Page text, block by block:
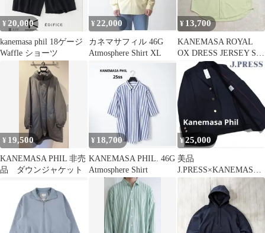
¥20,000
kanemasa phil 18ゲージ
Waffle ショーツ
¥22,000
カネマサフィル 46G
Atmosphere Shirt XL
¥ 13,700
KANEMASA ROYAL
OX DRESS JERSEY S/S
SHIRT
¥ 19,500
KANEMASA PHIL 非売
品 ダウンジャケット
¥ 18,700
KANEMASA PHIL. 46G
Atmosphere Shirt
¥25,000
美品
J.PRESS×KANEMASA
PHIL 金ボタン 紺ブレ
チャコール M